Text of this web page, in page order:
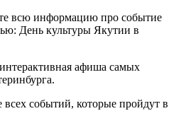
всю информацию про событие
День культуры Якутии в
афиша самых
всех событий, которые пройдут в